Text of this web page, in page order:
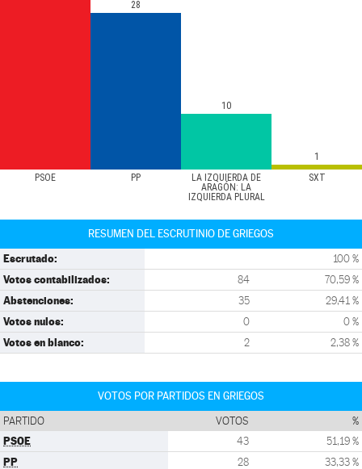
PSOE PP
LA IZQUIERDA DE
ARAGÓN: LA
IZQUIERDA PLURAL
SXT
28
10
1
RESUMEN DEL ESCRUTINIO DE GRIEGOS
Escrutado: 100 %
Votos contabilizados: 84 70,59 %
Abstenciones: 35 29,41 %
Votos nulos: 0 0 %
Votos en blanco: 2 2,38 %
VOTOS POR PARTIDOS EN GRIEGOS
PARTIDO VOTOS %
PSOE 43 51,19 %
PP 28 33,33 %